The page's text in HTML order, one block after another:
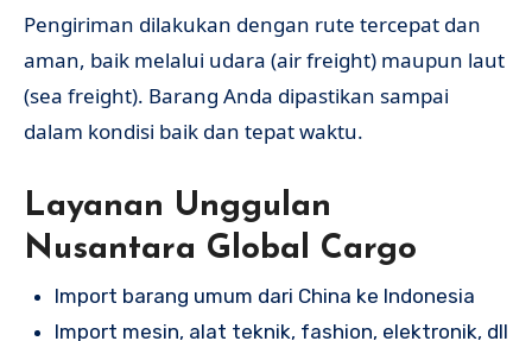
Pengiriman dilakukan dengan rute tercepat dan
aman, baik melalui udara (air freight) maupun laut
(sea freight). Barang Anda dipastikan sampai
dalam kondisi baik dan tepat waktu.
Layanan Unggulan
Nusantara Global Cargo
Import barang umum dari China ke Indonesia
Import mesin, alat teknik, fashion, elektronik, dll